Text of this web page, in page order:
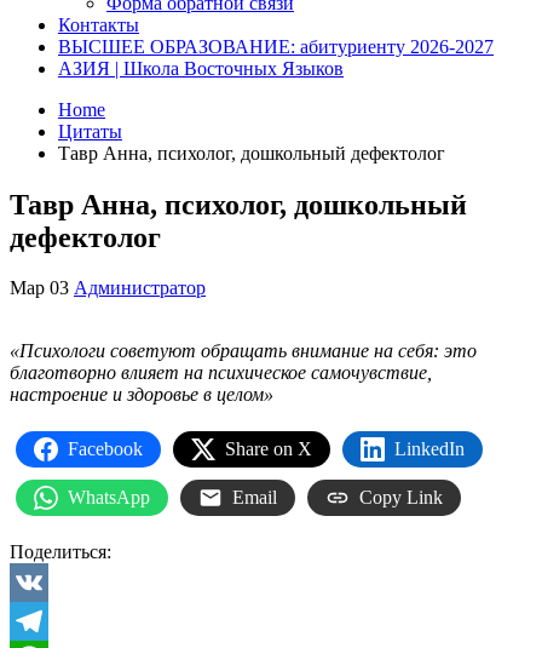
Контакты
ВЫСШЕЕ ОБРАЗОВАНИЕ: абитуриенту 2026-2027
АЗИЯ | Школа Восточных Языков
Home
Цитаты
Тавр Анна, психолог, дошкольный дефектолог
Тавр Анна, психолог, дошкольный
дефектолог
Мар 03 Администратор
«Психологи советуют обращать внимание на себя: это
благотворно влияет на психическое самочувствие,
настроение и здоровье в целом»
Facebook Share on X LinkedIn
WhatsApp Email Copy Link
Поделиться:
VK